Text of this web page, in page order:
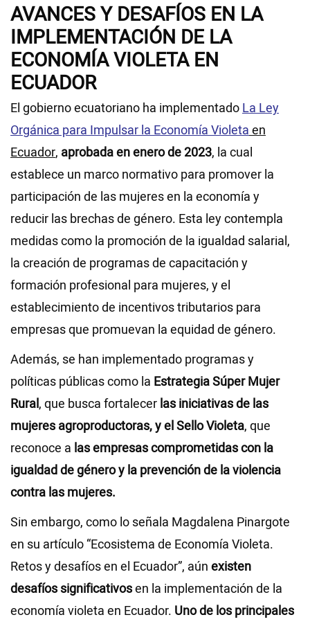
AVANCES Y DESAFÍOS EN LA
IMPLEMENTACIÓN DE LA
ECONOMÍA VIOLETA EN
ECUADOR
El gobierno ecuatoriano ha implementadoLa Ley
Orgánica para Impulsar la Economía Violetaen
Ecuador, aprobada en enero de 2023, la cual
establece un marco normativo para promover la
participación de las mujeres en la economía y
reducir las brechas de género. Esta ley contempla
medidas como la promoción de la igualdad salarial,
la creación de programas de capacitación y
formación profesional para mujeres, y el
establecimiento de incentivos tributarios para
empresas que promuevan la equidad de género.
Además, se han implementado programas y
políticas públicas como la Estrategia Súper Mujer
Rural, que busca fortalecer las iniciativas de las
mujeres agroproductoras, y el Sello Violeta, que
reconoce a las empresas comprometidas con la
igualdad de género y la prevención de la violencia
contra las mujeres.
Sin embargo, como lo señala Magdalena Pinargote
en su artículo “Ecosistema de Economía Violeta.
Retos y desafíos en el Ecuador”, aún existen
desafíos significativosen la implementación de la
economía violeta en Ecuador. Uno de los principales